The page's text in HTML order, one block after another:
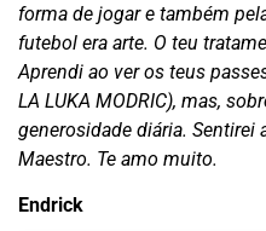
forma de jogar e também
futebol era arte. O teu
Aprendi ao ver os teus
LA LUKA MODRIC), mas,
generosidade diária. Sentirei
Maestro. Te amo muito.
Endrick